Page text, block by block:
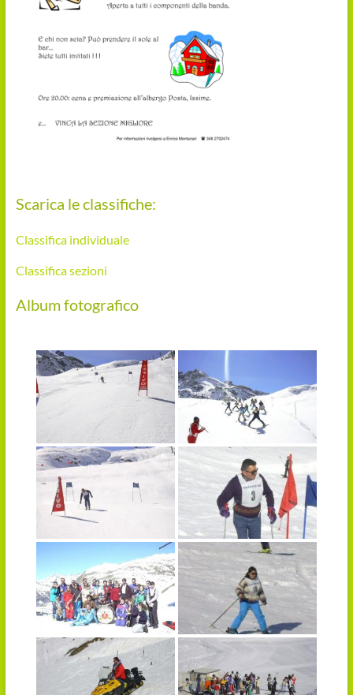
Scarica le classifiche:
Classifica individuale
Classifica sezioni
Album fotografico